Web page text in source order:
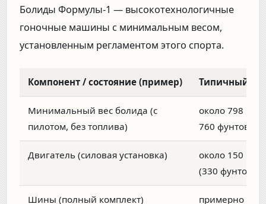
Болиды Формулы-1 — высокотехнологичные
гоночные машины с минимальным весом,
установленным регламентом этого спорта.
Компонент / состояние (пример) Типичный
Минимальный вес болида (с
пилотом, без топлива)
около 798 кг (1
760 фунтов)
Двигатель (силовая установка)
около 150 кг
(330 фунтов)
Шины (полный комплект)
примерно 40-